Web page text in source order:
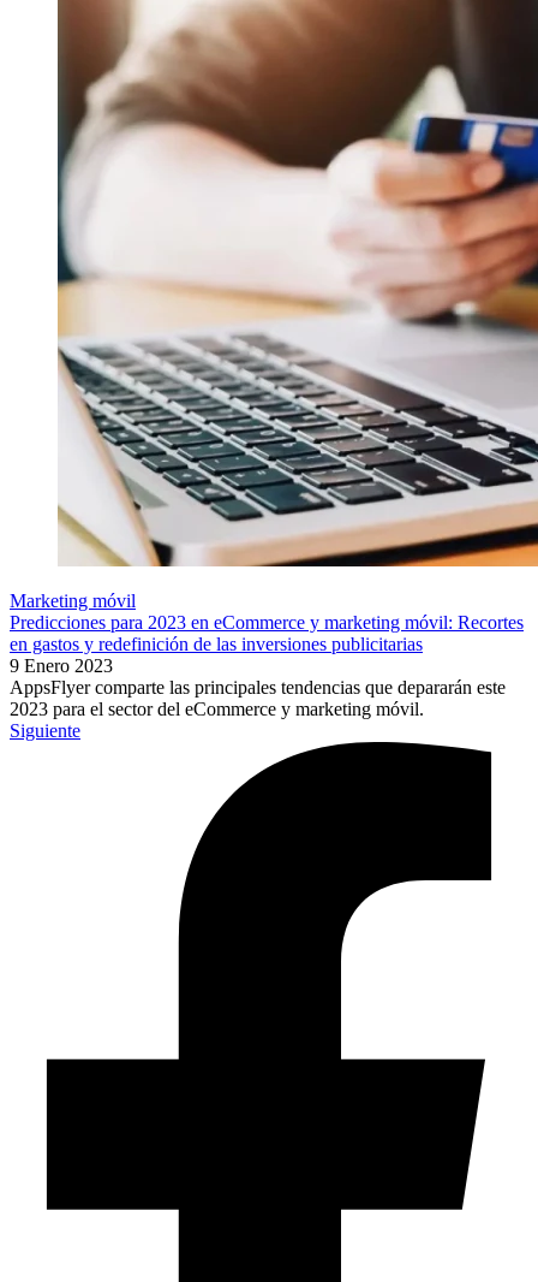
Marketing móvil
Predicciones para 2023 en eCommerce y marketing móvil: Recortes
en gastos y redefinición de las inversiones publicitarias
9 Enero 2023
AppsFlyer comparte las principales tendencias que depararán este
2023 para el sector del eCommerce y marketing móvil.
Siguiente